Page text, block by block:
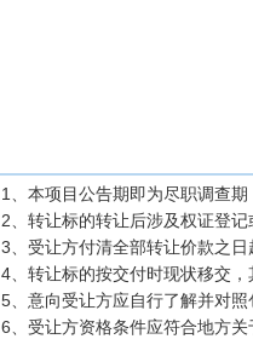
1、本项目公告期即为尽职调查
2、转让标的转让后涉及权证登
3、受让方付清全部转让价款之
4、转让标的按交付时现状移交
5、意向受让方应自行了解并对
6、受让方资格条件应符合地方